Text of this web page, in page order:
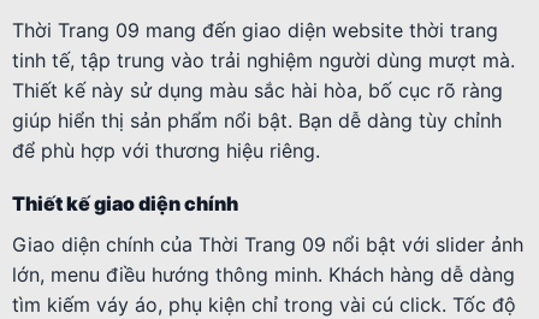
Thời Trang 09 mang đến giao diện website thời trang
tinh tế, tập trung vào trải nghiệm người dùng mượt mà.
Thiết kế này sử dụng màu sắc hài hòa, bố cục rõ ràng
giúp hiển thị sản phẩm nổi bật. Bạn dễ dàng tùy chỉnh
để phù hợp với thương hiệu riêng.
Thiết kế giao diện chính
Giao diện chính của Thời Trang 09 nổi bật với slider ảnh
lớn, menu điều hướng thông minh. Khách hàng dễ dàng
tìm kiếm váy áo, phụ kiện chỉ trong vài cú click. Tốc độ